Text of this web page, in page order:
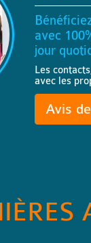
avec
jour
Les
avec les
Avis